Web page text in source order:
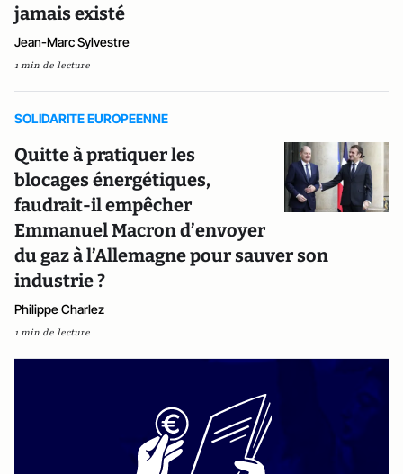
jamais existé
Jean-Marc Sylvestre
1 min de lecture
SOLIDARITE EUROPEENNE
Quitte à pratiquer les
blocages énergétiques,
faudrait-il empêcher
Emmanuel Macron d’envoyer
du gaz à l’Allemagne pour sauver son
industrie ?
Philippe Charlez
1 min de lecture